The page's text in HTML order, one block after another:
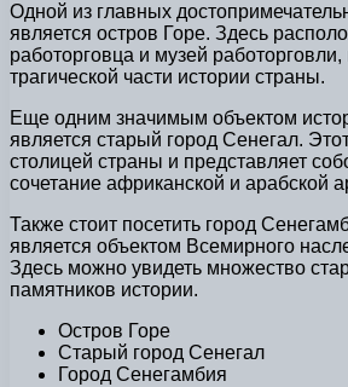
Одной из главных
является остров Горе. Здесь
работорговца и музей
трагической части истории страны.
Еще одним значимым объектом
является старый город Сенегал.
столицей страны и представляет
сочетание африканской и арабской
Также стоит посетить город
является объектом Всемирного
Здесь можно увидеть множество
памятников истории.
Остров Горе
Старый город Сенегал
Город Сенегамбия